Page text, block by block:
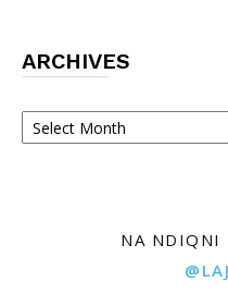
ARCHIVES
Archives
NA NDIQNI